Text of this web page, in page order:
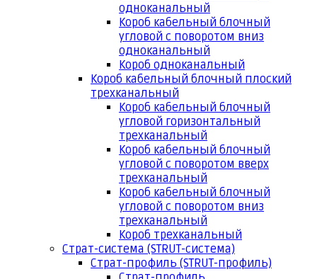
одноканальный
Короб кабельный блочный
угловой с поворотом вниз
одноканальный
Короб одноканальный
Короб кабельный блочный плоский
трехканальный
Короб кабельный блочный
угловой горизонтальный
трехканальный
Короб кабельный блочный
угловой с поворотом вверх
трехканальный
Короб кабельный блочный
угловой с поворотом вниз
трехканальный
Короб трехканальный
Страт-система (STRUT-система)
Страт-профиль (STRUT-профиль)